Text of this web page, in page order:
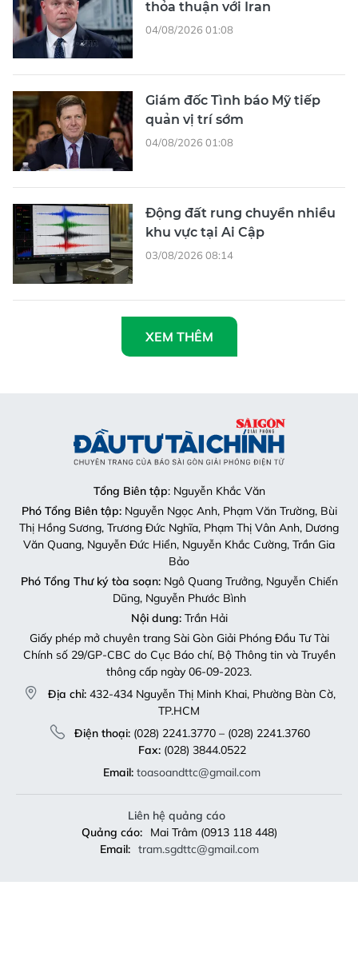
thỏa thuận với Iran
04/08/2026 01:08
Giám đốc Tình báo Mỹ tiếp
quản vị trí sớm
04/08/2026 01:08
Động đất rung chuyển nhiều
khu vực tại Ai Cập
03/08/2026 08:14
XEM THÊM
Tổng Biên tập: Nguyễn Khắc Văn
Phó Tổng Biên tập:Nguyễn Ngọc Anh, Phạm Văn Trường, Bùi
Thị Hồng Sương, Trương Đức Nghĩa, Phạm Thị Vân Anh, Dương
Văn Quang, Nguyễn Đức Hiển, Nguyễn Khắc Cường, Trần Gia
Bảo
Phó Tổng Thư ký tòa soạn:Ngô Quang Trưởng, Nguyễn Chiến
Dũng, Nguyễn Phước Bình
Nội dung:Trần Hải
Giấy phép mở chuyên trang Sài Gòn Giải Phóng Đầu Tư Tài
Chính số 29/GP-CBC do Cục Báo chí, Bộ Thông tin và Truyền
thông cấp ngày 06-09-2023.
Địa chỉ: 432-434 Nguyễn Thị Minh Khai, Phường Bàn Cờ,
TP.HCM
Điện thoại:(028) 2241.3770 – (028) 2241.3760
Fax:(028) 3844.0522
Email: toasoandttc@gmail.com
Liên hệ quảng cáo
Quảng cáo:
Mai Trâm (0913 118 448)
Email: tram.sgdttc@gmail.com